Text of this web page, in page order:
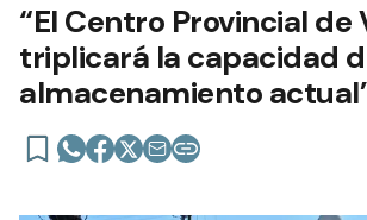
“El Centro Provincial de
triplicará la capacidad
almacenamiento